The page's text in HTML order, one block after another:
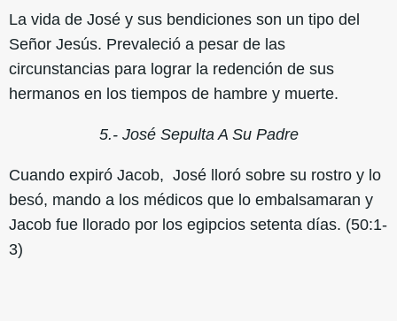
La vida de José y sus bendiciones son un tipo del
Señor Jesús. Prevaleció a pesar de las
circunstancias para lograr la redención de sus
hermanos en los tiempos de hambre y muerte.
5.- José Sepulta A Su Padre
Cuando expiró Jacob, José lloró sobre su rostro y lo
besó, mando a los médicos que lo embalsamaran y
Jacob fue llorado por los egipcios setenta días. (50:1-
3)